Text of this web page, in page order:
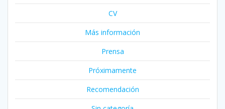
CV
Más información
Prensa
Próximamente
Recomendación